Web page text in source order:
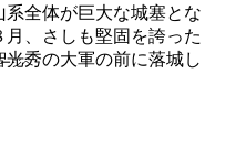
全体が巨大な城塞とな
月、さしも堅固を誇った
秀の大軍の前に落城し
ジへ